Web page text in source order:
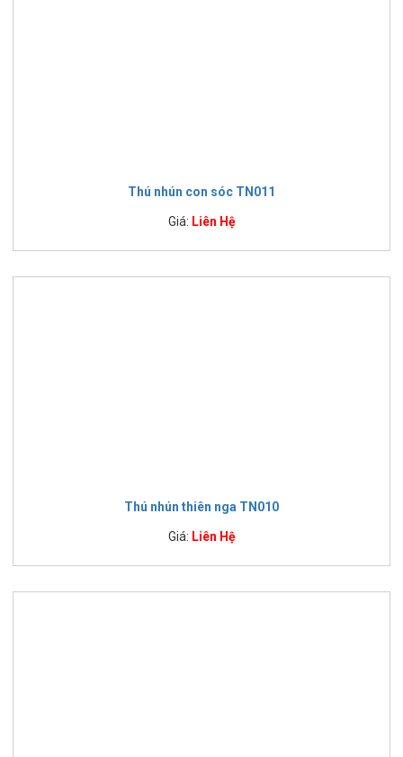
Thú nhún con sóc TN011
Giá: Liên Hệ
Thú nhún thiên nga TN010
Giá: Liên Hệ